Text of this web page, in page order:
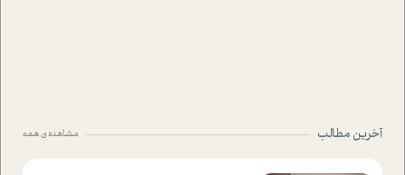
آخرین مطالب مشاهده ی همه